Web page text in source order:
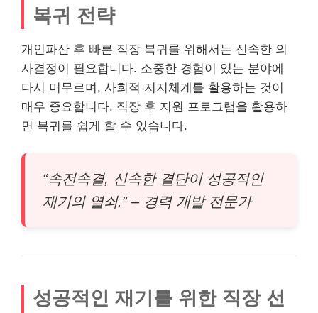
복귀 전략
개인파산 후 빠른 직장 복귀를 위해서는 신속한 의
사결정이 필요합니다. 소중한 경험이 있는 분야에
다시 머무르며, 사회적 지지체계를 활용하는 것이
매우 중요합니다. 직장 후 지원 프로그램을 활용하
면 복귀를 쉽게 할 수 있습니다.
“속전속결, 신속한 결단이 성공적인
재기의 열쇠.” – 경력 개발 전문가
성공적인 재기를 위한 직장 선